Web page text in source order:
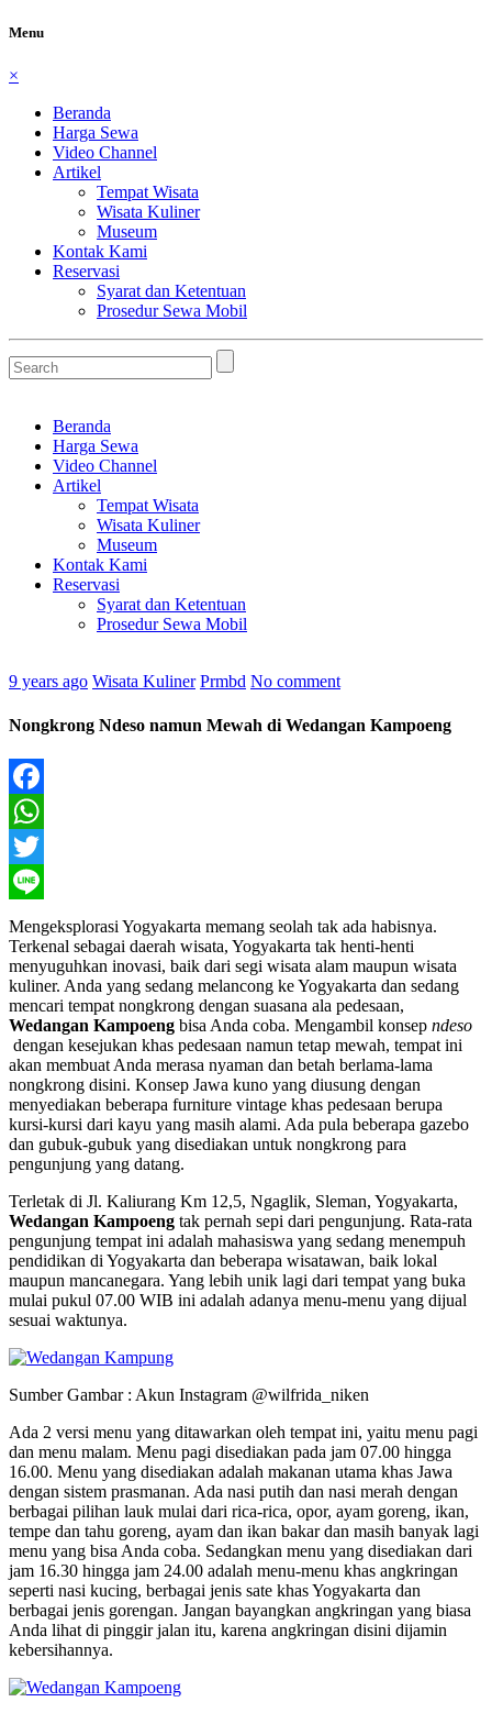
Menu
×
Beranda
Harga Sewa
Video Channel
Artikel
Tempat Wisata
Wisata Kuliner
Museum
Kontak Kami
Reservasi
Syarat dan Ketentuan
Prosedur Sewa Mobil
Beranda
Harga Sewa
Video Channel
Artikel
Tempat Wisata
Wisata Kuliner
Museum
Kontak Kami
Reservasi
Syarat dan Ketentuan
Prosedur Sewa Mobil
9 years ago Wisata Kuliner Prmbd No comment
Nongkrong Ndeso namun Mewah di Wedangan Kampoeng
Facebook
WhatsApp
Twitter
Line
Mengeksplorasi Yogyakarta memang seolah tak ada habisnya.
Terkenal sebagai daerah wisata, Yogyakarta tak henti-henti
menyuguhkan inovasi, baik dari segi wisata alam maupun wisata
kuliner. Anda yang sedang melancong ke Yogyakarta dan sedang
mencari tempat nongkrong dengan suasana ala pedesaan,
Wedangan Kampoeng bisa Anda coba. Mengambil konsep ndeso
dengan kesejukan khas pedesaan namun tetap mewah, tempat ini
akan membuat Anda merasa nyaman dan betah berlama-lama
nongkrong disini. Konsep Jawa kuno yang diusung dengan
menyediakan beberapa furniture vintage khas pedesaan berupa
kursi-kursi dari kayu yang masih alami. Ada pula beberapa gazebo
dan gubuk-gubuk yang disediakan untuk nongkrong para
pengunjung yang datang.
Terletak di Jl. Kaliurang Km 12,5, Ngaglik, Sleman, Yogyakarta,
Wedangan Kampoeng tak pernah sepi dari pengunjung. Rata-rata
pengunjung tempat ini adalah mahasiswa yang sedang menempuh
pendidikan di Yogyakarta dan beberapa wisatawan, baik lokal
maupun mancanegara. Yang lebih unik lagi dari tempat yang buka
mulai pukul 07.00 WIB ini adalah adanya menu-menu yang dijual
sesuai waktunya.
Sumber Gambar : Akun Instagram @wilfrida_niken
Ada 2 versi menu yang ditawarkan oleh tempat ini, yaitu menu pagi
dan menu malam. Menu pagi disediakan pada jam 07.00 hingga
16.00. Menu yang disediakan adalah makanan utama khas Jawa
dengan sistem prasmanan. Ada nasi putih dan nasi merah dengan
berbagai pilihan lauk mulai dari rica-rica, opor, ayam goreng, ikan,
tempe dan tahu goreng, ayam dan ikan bakar dan masih banyak lagi
menu yang bisa Anda coba. Sedangkan menu yang disediakan dari
jam 16.30 hingga jam 24.00 adalah menu-menu khas angkringan
seperti nasi kucing, berbagai jenis sate khas Yogyakarta dan
berbagai jenis gorengan. Jangan bayangkan angkringan yang biasa
Anda lihat di pinggir jalan itu, karena angkringan disini dijamin
kebersihannya.